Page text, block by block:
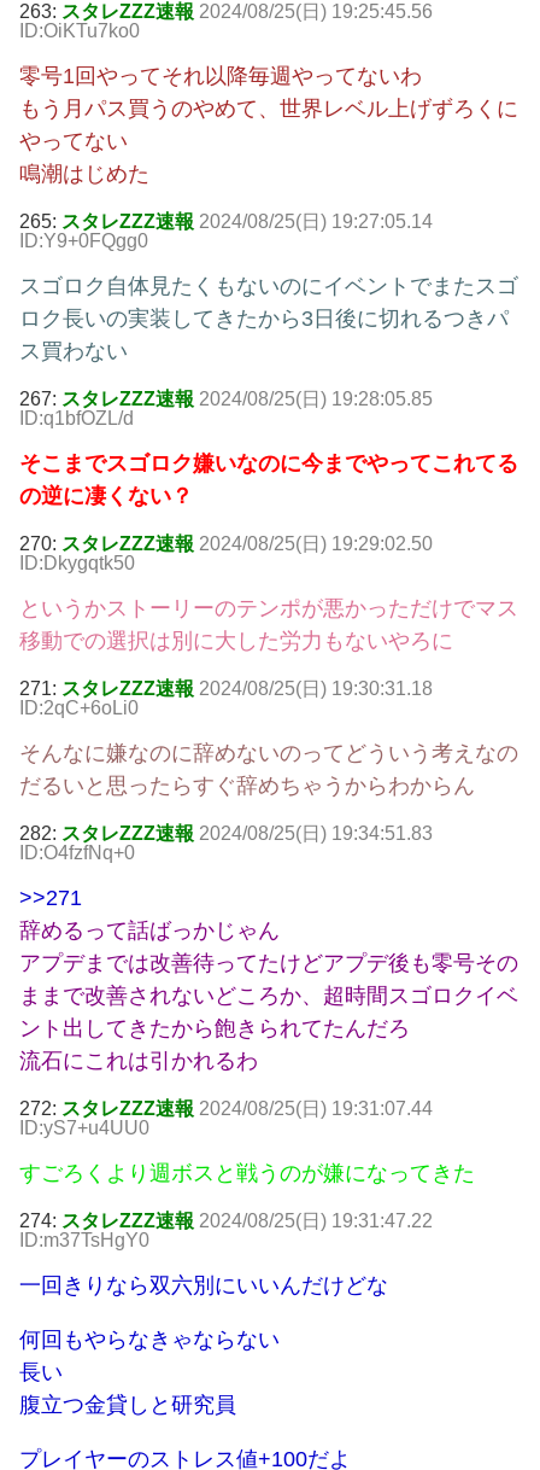
263: スタレZZZ速報 2024/08/25(日) 19:25:45.56
ID:OiKTu7ko0
零号1回やってそれ以降毎週やってないわ
もう月パス買うのやめて、世界レベル上げずろくに
やってない
鳴潮はじめた
265: スタレZZZ速報 2024/08/25(日) 19:27:05.14
ID:Y9+0FQgg0
スゴロク自体見たくもないのにイベントでまたスゴ
ロク長いの実装してきたから3日後に切れるつきパ
ス買わない
267: スタレZZZ速報 2024/08/25(日) 19:28:05.85
ID:q1bfOZL/d
そこまでスゴロク嫌いなのに今までやってこれてる
の逆に凄くない？
270: スタレZZZ速報 2024/08/25(日) 19:29:02.50
ID:Dkygqtk50
というかストーリーのテンポが悪かっただけでマス
移動での選択は別に大した労力もないやろに
271: スタレZZZ速報 2024/08/25(日) 19:30:31.18
ID:2qC+6oLi0
そんなに嫌なのに辞めないのってどういう考えなの
だるいと思ったらすぐ辞めちゃうからわからん
282: スタレZZZ速報 2024/08/25(日) 19:34:51.83
ID:O4fzfNq+0
>>271
辞めるって話ばっかじゃん
アプデまでは改善待ってたけどアプデ後も零号その
ままで改善されないどころか、超時間スゴロクイベ
ント出してきたから飽きられてたんだろ
流石にこれは引かれるわ
272: スタレZZZ速報 2024/08/25(日) 19:31:07.44
ID:yS7+u4UU0
すごろくより週ボスと戦うのが嫌になってきた
274: スタレZZZ速報 2024/08/25(日) 19:31:47.22
ID:m37TsHgY0
一回きりなら双六別にいいんだけどな
何回もやらなきゃならない
長い
腹立つ金貸しと研究員
プレイヤーのストレス値+100だよ